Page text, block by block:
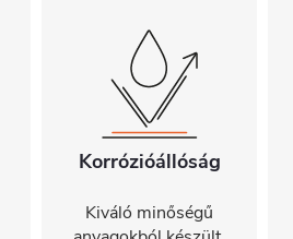
Korrózióállóság
Kiváló minőségű